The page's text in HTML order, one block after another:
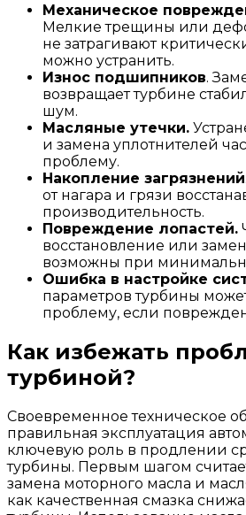
Механическое
Мелкие трещины или
не затрагивают
можно устранить.
Износ подшипников.
возвращает турбине
шум.
Масляные утечки.
и замена уплотнителей
проблему.
Накопление загрязнений
от нагара и грязи
производительность.
Повреждение лопастей.
восстановление или
возможны при
Ошибка в настройке
параметров турбины
проблему, если
Как избежать
турбиной?
Своевременное техническое
правильная эксплуатация
ключевую роль в продлении
турбины. Первым шагом
замена моторного масла и
как качественная смазка